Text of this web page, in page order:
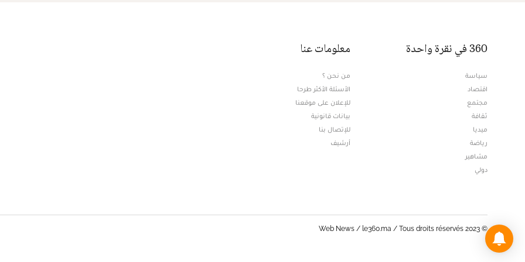
360 في نقرة واحدة
سياسة
اقتصاد
مجتمع
ثقافة
ميديا
رياضة
مشاهير
دولي
معلومات عنا
من نحن ؟
الأسئلة الأكثر طرحا
للإعلان على موقعنا
بيانات قانونية
للإتصال بنا
أرشيف
© Web News / le360.ma / Tous droits réservés 2023